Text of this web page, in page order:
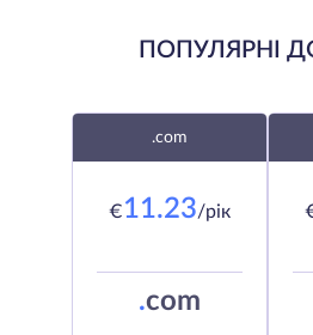
ПОПУЛЯРНІ
.com
€11.23/рік
.com